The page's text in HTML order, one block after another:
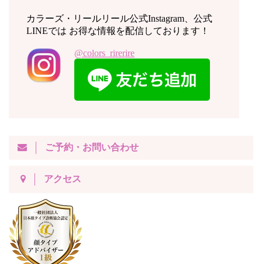
カラーズ・リールリール公式Instagram、公式
LINEでは お得な情報を配信しております！
@colors_rirerire
ご予約・お問い合わせ
アクセス